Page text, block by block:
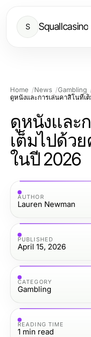
S Squallcasino
Home News
Gambling
ดูหนังและ
เต็มไปด้ว
ในปี 2026
AUTHOR
Lauren Newman
PUBLISHED
April 15, 2026
CATEGORY
Gambling
READING TIME
1 min read